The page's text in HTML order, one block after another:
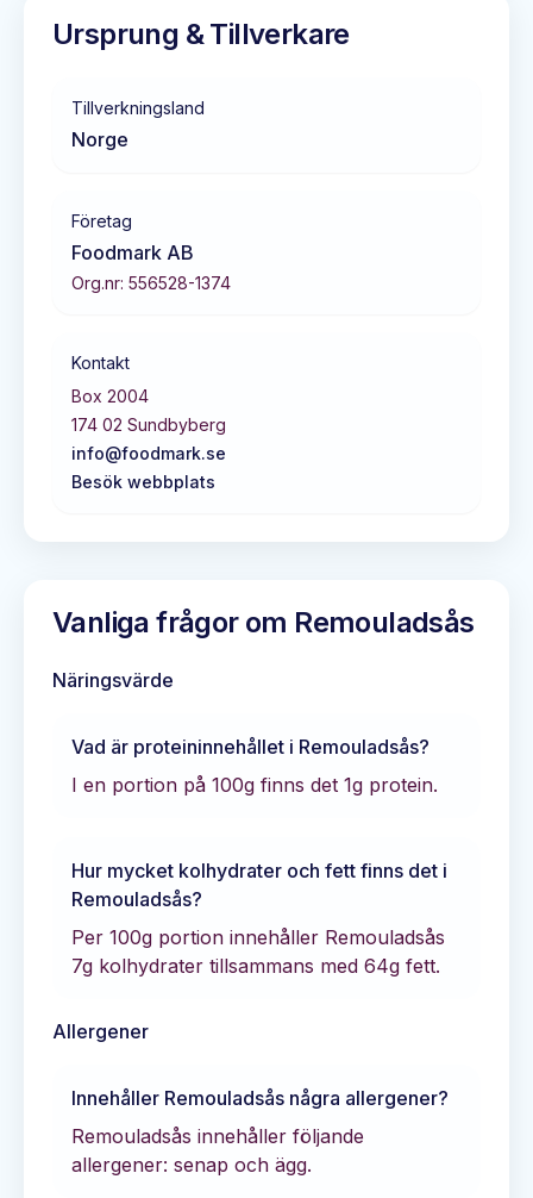
Ursprung & Tillverkare
Tillverkningsland
Norge
Företag
Foodmark AB
Org.nr: 556528-1374
Kontakt
Box 2004
174 02 Sundbyberg
info@foodmark.se
Besök webbplats
Vanliga frågor om Remouladsås
Näringsvärde
Vad är proteininnehållet i Remouladsås?
I en portion på 100g finns det 1g protein.
Hur mycket kolhydrater och fett finns det i
Remouladsås?
Per 100g portion innehåller Remouladsås
7g kolhydrater tillsammans med 64g fett.
Allergener
Innehåller Remouladsås några allergener?
Remouladsås innehåller följande
allergener: senap och ägg.